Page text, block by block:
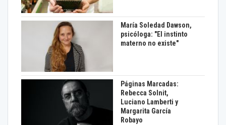
María Soledad Dawson,
psicóloga: "El instinto
materno no existe"
Páginas Marcadas:
Rebecca Solnit,
Luciano Lamberti y
Margarita García
Robayo